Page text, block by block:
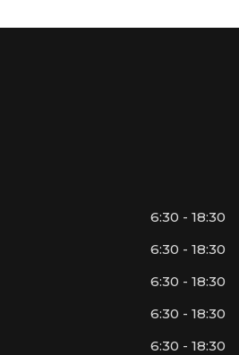
6:30 - 18:30
6:30 - 18:30
6:30 - 18:30
6:30 - 18:30
6:30 - 18:30